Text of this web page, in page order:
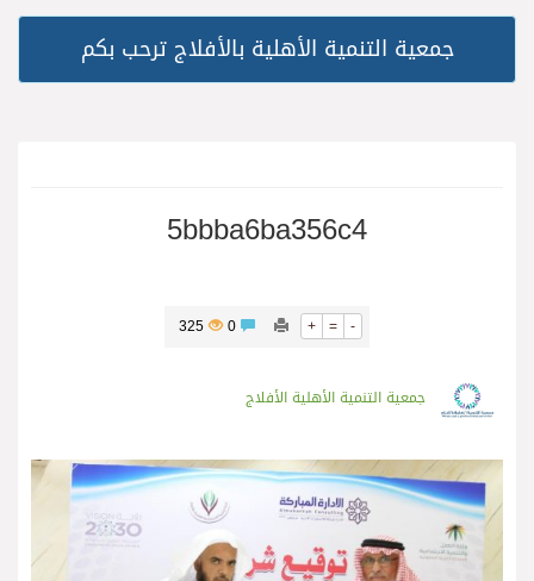
جمعية التنمية الأهلية بالأفلاج ترحب بكم
5bbba6ba356c4
+ = -
325
جمعية التنمية الأهلية الأفلاج